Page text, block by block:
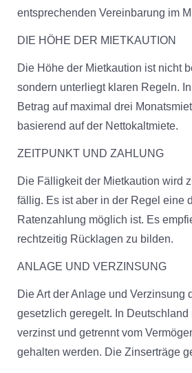
entsprechenden Vereinbarung im
DIE HÖHE DER MIETKAUTION
Die Höhe der Mietkaution ist nicht
sondern unterliegt klaren Regeln.
Betrag auf maximal drei
basierend auf der Nettokaltmiete.
ZEITPUNKT UND ZAHLUNG
Die Fälligkeit der Mietkaution wird
fällig. Es ist aber in der Regel eine
Ratenzahlung möglich ist. Es
rechtzeitig Rücklagen zu bilden.
ANLAGE UND VERZINSUNG
Die Art der Anlage und Verzinsung
gesetzlich geregelt. In Deutschland
verzinst und getrennt vom
gehalten werden. Die Zinserträge